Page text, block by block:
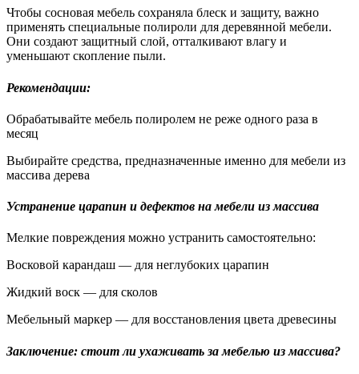
Чтобы сосновая мебель сохраняла блеск и защиту, важно
применять специальные полироли для деревянной мебели.
Они создают защитный слой, отталкивают влагу и
уменьшают скопление пыли.
Рекомендации:
Обрабатывайте мебель полиролем не реже одного раза в
месяц
Выбирайте средства, предназначенные именно для мебели из
массива дерева
Устранение царапин и дефектов на мебели из массива
Мелкие повреждения можно устранить самостоятельно:
Восковой карандаш — для неглубоких царапин
Жидкий воск — для сколов
Мебельный маркер — для восстановления цвета древесины
Заключение: стоит ли ухаживать за мебелью из массива?